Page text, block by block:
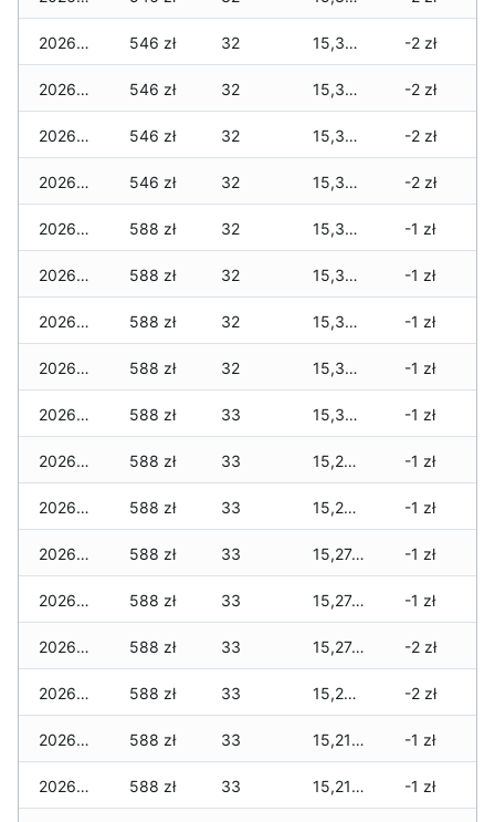
2026-04-12 546 zł 32 15,351 zł -2 zł
2026-04-11 546 zł 32 15,351 zł -2 zł
2026-04-10 546 zł 32 15,351 zł -2 zł
2026-04-09 546 zł 32 15,351 zł -2 zł
2026-04-08 588 zł 32 15,351 zł -1 zł
2026-04-07 588 zł 32 15,351 zł -1 zł
2026-04-06 588 zł 32 15,351 zł -1 zł
2026-04-05 588 zł 32 15,330 zł -1 zł
2026-04-04 588 zł 33 15,316 zł -1 zł
2026-04-03 588 zł 33 15,295 zł -1 zł
2026-04-02 588 zł 33 15,295 zł -1 zł
2026-04-01 588 zł 33 15,274 zł -1 zł
2026-03-31 588 zł 33 15,274 zł -1 zł
2026-03-30 588 zł 33 15,274 zł -2 zł
2026-03-29 588 zł 33 15,253 zł -2 zł
2026-03-28 588 zł 33 15,211 zł -1 zł
2026-03-27 588 zł 33 15,211 zł -1 zł